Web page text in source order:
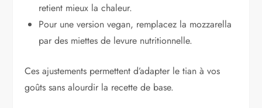
retient mieux la chaleur.
Pour une version vegan, remplacez la mozzarella
par des miettes de levure nutritionnelle.
Ces ajustements permettent d’adapter le tian à vos
goûts sans alourdir la recette de base.